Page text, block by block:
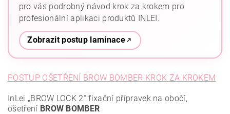
pro vás podrobný návod krok za krokem pro
profesionální aplikaci produktů INLEI.
Zobrazit postup laminace
POSTUP OŠETŘENÍ BROW BOMBER KROK ZA KROKEM
InLei „BROW LOCK 2“ fixační přípravek na obočí,
ošetření BROW BOMBER